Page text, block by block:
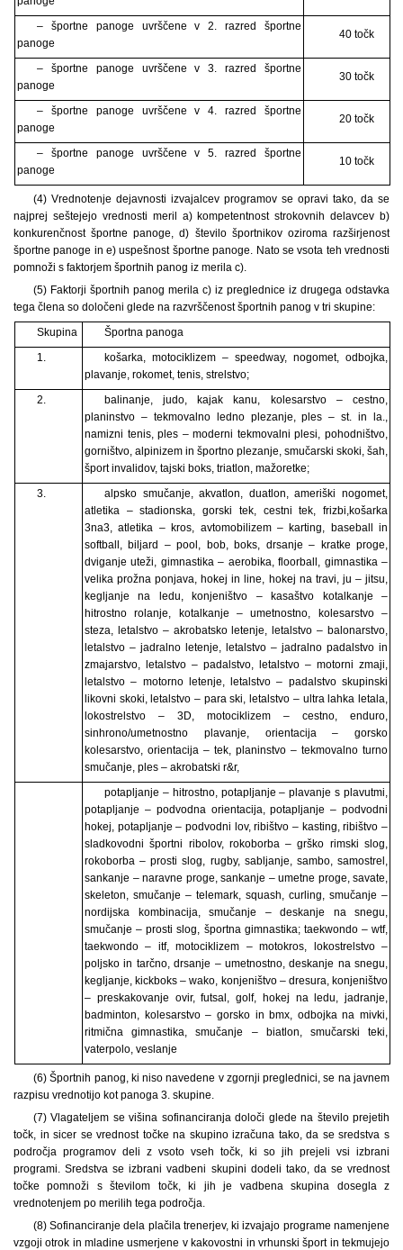
– športne panoge uvrščene v 2. razred športne
panoge
40 točk
– športne panoge uvrščene v 3. razred športne
panoge
30 točk
– športne panoge uvrščene v 4. razred športne
panoge
20 točk
– športne panoge uvrščene v 5. razred športne
panoge
10 točk
(4) Vrednotenje dejavnosti izvajalcev programov se opravi tako, da se
najprej seštejejo vrednosti meril a) kompetentnost strokovnih delavcev b)
konkurenčnost športne panoge, d) število športnikov oziroma razširjenost
športne panoge in e) uspešnost športne panoge. Nato se vsota teh vrednosti
pomnoži s faktorjem športnih panog iz merila c).
(5) Faktorji športnih panog merila c) iz preglednice iz drugega odstavka
tega člena so določeni glede na razvrščenost športnih panog v tri skupine:
Skupina
Športna panoga
1.
košarka, motociklizem – speedway, nogomet, odbojka,
plavanje, rokomet, tenis, strelstvo;
2.
balinanje, judo, kajak kanu, kolesarstvo – cestno,
planinstvo – tekmovalno ledno plezanje, ples – st. in la.,
namizni tenis, ples – moderni tekmovalni plesi, pohodništvo,
gorništvo, alpinizem in športno plezanje, smučarski skoki, šah,
šport invalidov, tajski boks, triatlon, mažoretke;
3.
alpsko smučanje, akvatlon, duatlon, ameriški nogomet,
atletika – stadionska, gorski tek, cestni tek, frizbi,košarka
3na3, atletika – kros, avtomobilizem – karting, baseball in
softball, biljard – pool, bob, boks, drsanje – kratke proge,
dviganje uteži, gimnastika – aerobika, floorball, gimnastika –
velika prožna ponjava, hokej in line, hokej na travi, ju – jitsu,
kegljanje na ledu, konjeništvo – kasaštvo kotalkanje –
hitrostno rolanje, kotalkanje – umetnostno, kolesarstvo –
steza, letalstvo – akrobatsko letenje, letalstvo – balonarstvo,
letalstvo – jadralno letenje, letalstvo – jadralno padalstvo in
zmajarstvo, letalstvo – padalstvo, letalstvo – motorni zmaji,
letalstvo – motorno letenje, letalstvo – padalstvo skupinski
likovni skoki, letalstvo – para ski, letalstvo – ultra lahka letala,
lokostrelstvo – 3D, motociklizem – cestno, enduro,
sinhrono/umetnostno plavanje, orientacija – gorsko
kolesarstvo, orientacija – tek, planinstvo – tekmovalno turno
smučanje, ples – akrobatski r&r,
potapljanje – hitrostno, potapljanje – plavanje s plavutmi,
potapljanje – podvodna orientacija, potapljanje – podvodni
hokej, potapljanje – podvodni lov, ribištvo – kasting, ribištvo –
sladkovodni športni ribolov, rokoborba – grško rimski slog,
rokoborba – prosti slog, rugby, sabljanje, sambo, samostrel,
sankanje – naravne proge, sankanje – umetne proge, savate,
skeleton, smučanje – telemark, squash, curling, smučanje –
nordijska kombinacija, smučanje – deskanje na snegu,
smučanje – prosti slog, športna gimnastika; taekwondo – wtf,
taekwondo – itf, motociklizem – motokros, lokostrelstvo –
poljsko in tarčno, drsanje – umetnostno, deskanje na snegu,
kegljanje, kickboks – wako, konjeništvo – dresura, konjeništvo
– preskakovanje ovir, futsal, golf, hokej na ledu, jadranje,
badminton, kolesarstvo – gorsko in bmx, odbojka na mivki,
ritmična gimnastika, smučanje – biatlon, smučarski teki,
vaterpolo, veslanje
(6) Športnih panog, ki niso navedene v zgornji preglednici, se na javnem
razpisu vrednotijo kot panoga 3. skupine.
(7) Vlagateljem se višina sofinanciranja določi glede na število prejetih
točk, in sicer se vrednost točke na skupino izračuna tako, da se sredstva s
področja programov deli z vsoto vseh točk, ki so jih prejeli vsi izbrani
programi. Sredstva se izbrani vadbeni skupini dodeli tako, da se vrednost
točke pomnoži s številom točk, ki jih je vadbena skupina dosegla z
vrednotenjem po merilih tega področja.
(8) Sofinanciranje dela plačila trenerjev, ki izvajajo programe namenjene
vzgoji otrok in mladine usmerjene v kakovostni in vrhunski šport in tekmujejo